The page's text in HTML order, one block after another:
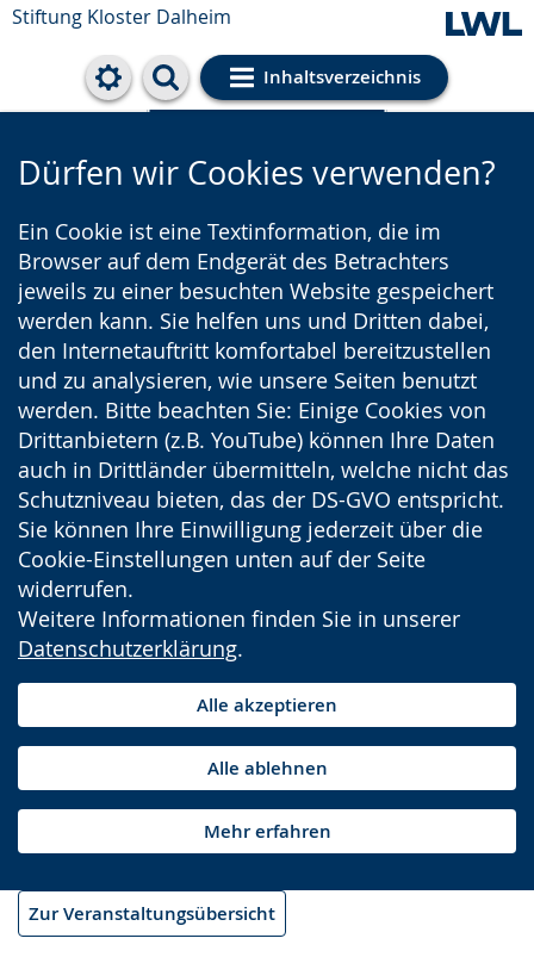
Stiftung Kloster Dalheim
Inhaltsverzeichnis
Cookie-Einstellungen
Dürfen wir Cookies verwenden?
Ein Cookie ist eine Textinformation, die im
Browser auf dem Endgerät des Betrachters
jeweils zu einer besuchten Website gespeichert
werden kann. Sie helfen uns und Dritten dabei,
den Internetauftritt komfortabel bereitzustellen
und zu analysieren, wie unsere Seiten benutzt
werden. Bitte beachten Sie: Einige Cookies von
Drittanbietern (z.B. YouTube) können Ihre Daten
auch in Drittländer übermitteln, welche nicht das
Schutzniveau bieten, das der DS-GVO entspricht.
Sie können Ihre Einwilligung jederzeit über die
Cookie-Einstellungen unten auf der Seite
widerrufen.
Weitere Informationen finden Sie in unserer
Datenschutzerklärung.
Alle akzeptieren
Alle ablehnen
Mehr erfahren
Zur Veranstaltungsübersicht